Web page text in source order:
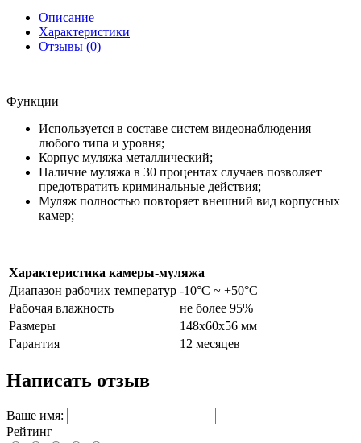
Описание
Характеристики
Отзывы (0)
Функции
Используется в составе систем видеонаблюдения
любого типа и уровня;
Корпус муляжа металлический;
Наличие муляжа в 30 процентах случаев позволяет
предотвратить криминальные действия;
Муляж полностью повторяет внешний вид корпусных
камер;
Характеристика камеры-муляжа
Диапазон рабочих температур -10°С ~ +50°С
Рабочая влажность
не более 95%
Размеры
148х60х56 мм
Гарантия
12 месяцев
Написать отзыв
Ваше имя:
Рейтинг